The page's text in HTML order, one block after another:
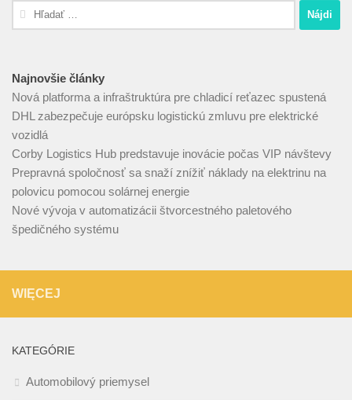
Hľadať:
Najnovšie články
Nová platforma a infraštruktúra pre chladicí reťazec spustená
DHL zabezpečuje európsku logistickú zmluvu pre elektrické
vozidlá
Corby Logistics Hub predstavuje inovácie počas VIP návštevy
Prepravná spoločnosť sa snaží znížiť náklady na elektrinu na
polovicu pomocou solárnej energie
Nové vývoja v automatizácii štvorcestného paletového
špedičného systému
WIĘCEJ
KATEGÓRIE
Automobilový priemysel